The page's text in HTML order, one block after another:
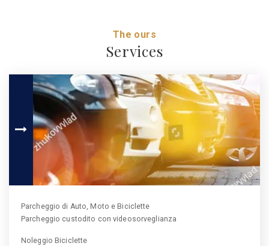
The ours
Services
Parcheggio di Auto, Moto e Biciclette
Parcheggio custodito con videosorveglianza
Noleggio Biciclette